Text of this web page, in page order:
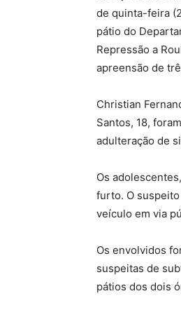
de quinta-feira
pátio do
Repressão a
apreensão de
Christian
Santos, 18,
adulteração de
Os
furto. O
veículo em via
Os envolvidos
suspeitas de
pátios dos dois